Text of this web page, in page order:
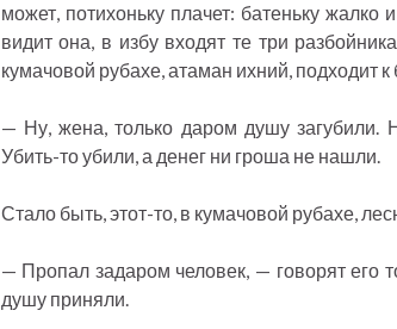
может, потихоньку плачет: батеньку жалко
видит она, в избу входят те три
кумачовой рубахе, атаман ихний, подходит к
— Ну, жена, только даром душу
Убить-то убили, а денег ни гроша не нашли.
Стало быть, этот-то, в кумачовой рубахе,
— Пропал задаром человек, — говорят
душу приняли.